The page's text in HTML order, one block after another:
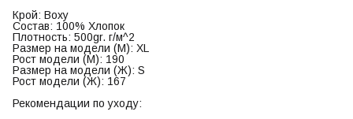
Крой: Boxy
Состав: 100% Хлопок
Плотность: 500gr. г/м^2
Размер на модели (М): XL
Рост модели (М): 190
Размер на модели (Ж): S
Рост модели (Ж): 167
Рекомендации по уходу: